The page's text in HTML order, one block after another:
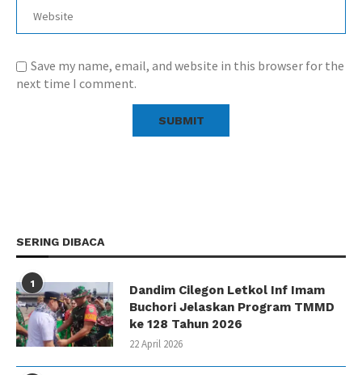
Save my name, email, and website in this browser for the
next time I comment.
SERING DIBACA
1
Dandim Cilegon Letkol Inf Imam
Buchori Jelaskan Program TMMD
ke 128 Tahun 2026
22 April 2026